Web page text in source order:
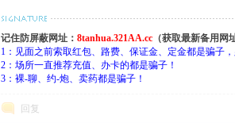
记住防屏蔽网址： 8tanhua.321AA.cc （获取最新备用网
1：见面之前索取红包、路费、保证金、定金都是骗子
2：场所一直推荐充值、办卡的都是骗子！
3：裸-聊、约-炮、卖药都是骗子！
回复